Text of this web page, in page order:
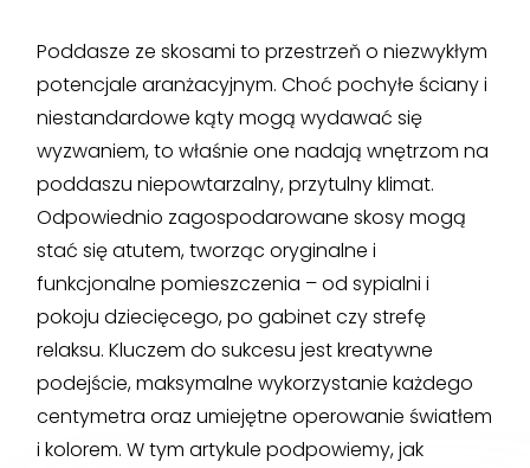
Poddasze ze skosami to przestrzeň o niezwykłym
potencjale aranżacyjnym. Choć pochyłe ściany i
niestandardowe kąty mogą wydawać się
wyzwaniem, to właśnie one nadają wnętrzom na
poddaszu niepowtarzalny, przytulny klimat.
Odpowiednio zagospodarowane skosy mogą
stać się atutem, tworząc oryginalne i
funkcjonalne pomieszczenia – od sypialni i
pokoju dziecięcego, po gabinet czy strefę
relaksu. Kluczem do sukcesu jest kreatywne
podejście, maksymalne wykorzystanie każdego
centymetra oraz umiejętne operowanie światłem
i kolorem. W tym artykule podpowiemy, jak